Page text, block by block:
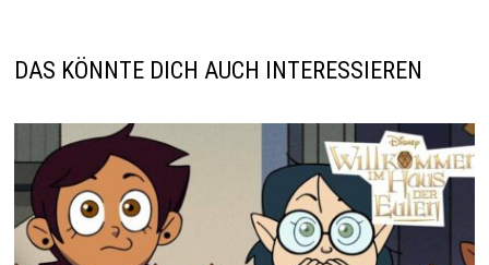
DAS KÖNNTE DICH AUCH INTERESSIEREN